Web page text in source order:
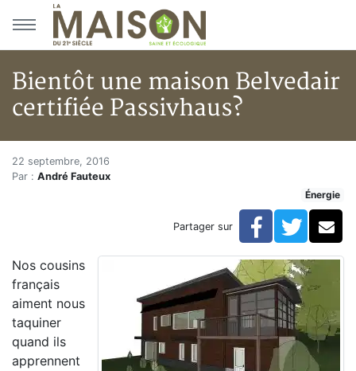
Aller au menu principal
Aller au contenu principal
Bientôt une maison Belvedair
certifiée Passivhaus?
Accueil
Articles
Bientôt une maison Belvedair certifiée Passivhaus?
Bientôt une maison Belvedair
22 septembre, 2016
Par : André Fauteux
Énergie
Partager sur Facebook
Nos cousins
français
aiment nous
taquiner
quand ils
apprennent